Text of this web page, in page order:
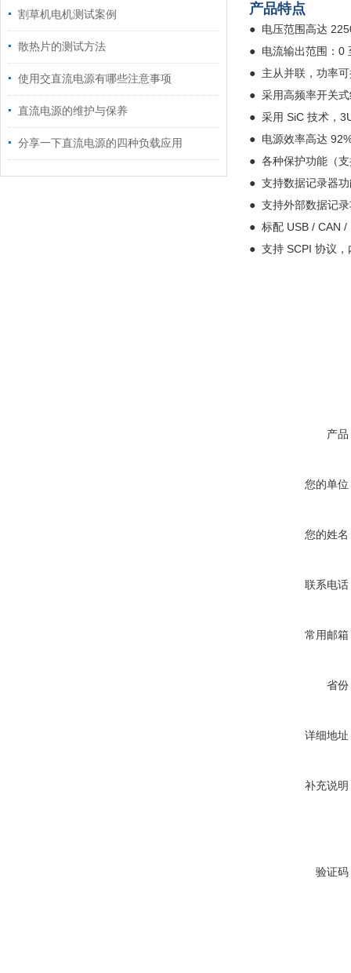
割草机电机测试案例
散热片的测试方法
使用交直流电源有哪些注意事项
直流电源的维护与保养
分享一下直流电源的四种负载应用
产品特点
● 电压范围高达
● 电流输出范围：0
● 主从并联，功率
● 采用高频率开关
● 采用 SiC 技术，
● 电源效率高达
● 各种保护功能（
● 支持数据记录器
● 支持外部数据记
● 标配 USB / CAN
● 支持 SCPI 协议
产品
您的单位
您的姓名
联系电话
常用邮箱
省份
详细地址
补充说明
验证码